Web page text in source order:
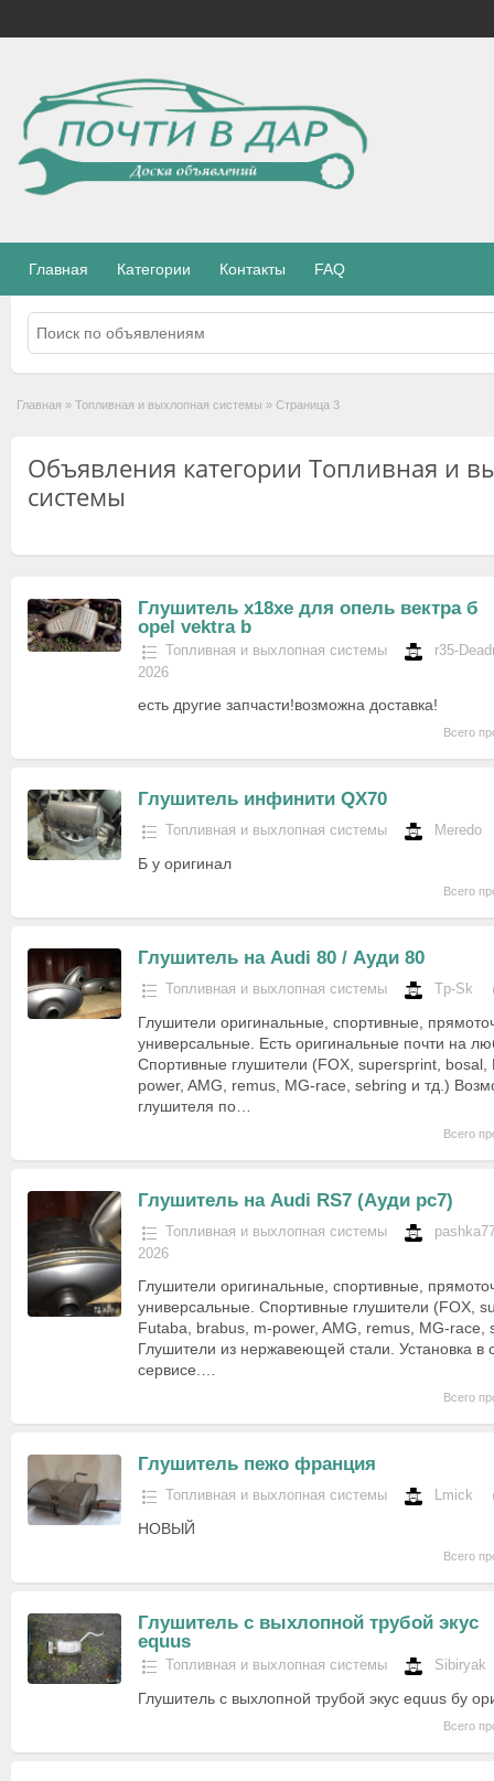
Главная Категории Контакты FAQ
Главная » Топливная и выхлопная системы » Страница 3
Объявления категории Топливная и
системы
Глушитель х18хе для опель вектра б
opel vektra b
Топливная и выхлопная системы
r35-
2026
есть другие запчасти!возможна доставка!
Всего
Глушитель инфинити QX70
Топливная и выхлопная системы Meredo
Б у оригинал
Всего
Глушитель на Audi 80 / Ауди 80
Топливная и выхлопная системы Tp-Sk
Глушители оригинальные, спортивные,
универсальные. Есть оригинальные почти на
Спортивные глушители (FOX, supersprint,
power, AMG, remus, MG-race, sebring и тд.)
глушителя по…
Всего
Глушитель на Audi RS7 (Ауди рс7)
Топливная и выхлопная системы
2026
Глушители оригинальные, спортивные,
универсальные. Спортивные глушители (FOX,
Futaba, brabus, m-power, AMG, remus, MG-race,
Глушители из нержавеющей стали. Установка в
сервисе.…
Всего
Глушитель пежо франция
Топливная и выхлопная системы Lmick
НОВЫЙ
Всего
Глушитель с выхлопной трубой экус
equus
Топливная и выхлопная системы Sibiryak
Глушитель с выхлопной трубой экус equus бу
Всего